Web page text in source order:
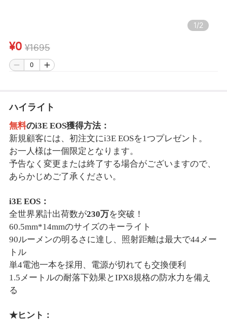
1/2
¥0 ¥1695
ハイライト
無料のi3E EOS獲得方法：
新規顧客には、初注文にi3E EOSを1つプレゼント。
お一人様は一個限定となります。
予告なく変更または終了する場合がございますので、
あらかじめご了承ください。
i3E EOS：
全世界累計出荷数が230万を突破！
60.5mm*14mmのサイズのキーライト
90ルーメンの明るさに達し、照射距離は最大で44メー
トル
単4電池一本を採用、電源が切れても交換便利
1.5メートルの耐落下効果とIPX8規格の防水力を備え
る
★ヒント：